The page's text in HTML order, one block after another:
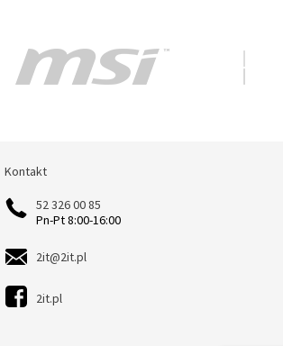
Kontakt
Kontakt
52 326 00 85
Pn-Pt 8:00-16:00
2it@2it.pl
2it.pl